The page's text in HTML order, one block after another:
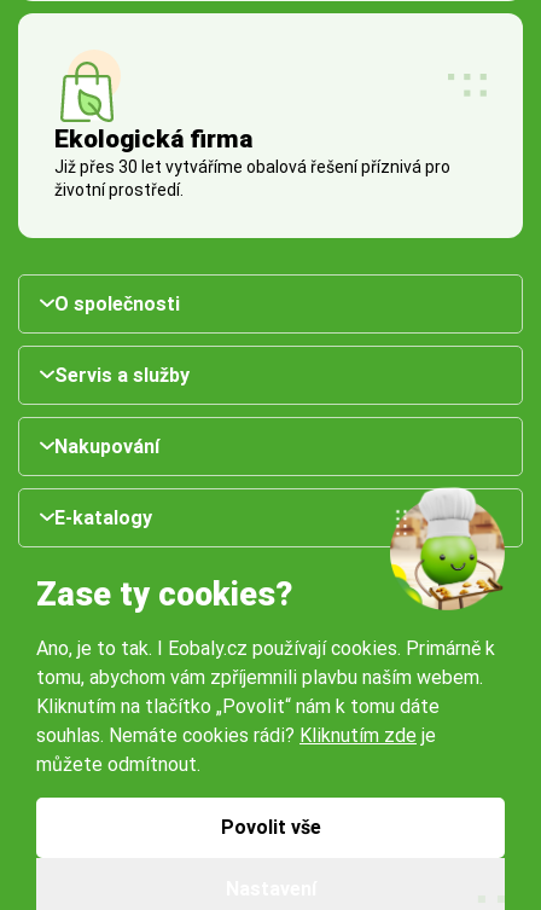
Ekologická firma
Již přes 30 let vytváříme obalová řešení příznivá pro
životní prostředí.
O společnosti
Servis a služby
Nakupování
E-katalogy
Naše pobočky:
Obchodní podmínky
Zase ty cookies?
Ano, je to tak. I Eobaly.cz používají cookies. Primárně k
tomu, abychom vám zpříjemnili plavbu naším webem.
Kliknutím na tlačítko „Povolit“ nám k tomu dáte
souhlas. Nemáte cookies rádi? Kliknutím zde je
můžete odmítnout.
Povolit vše